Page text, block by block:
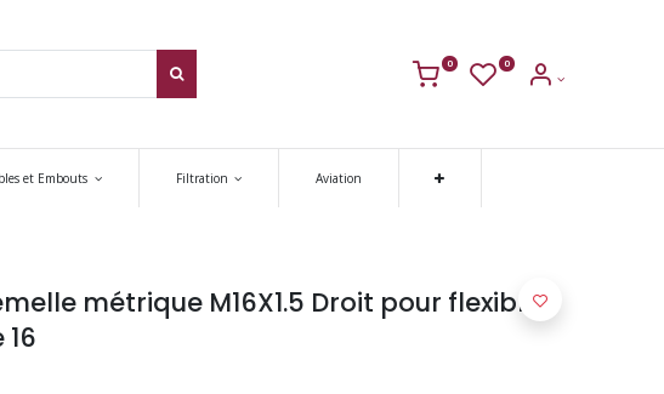
0 0
et Embouts Filtration Aviation
métrique M16X1.5 Droit pour flexible